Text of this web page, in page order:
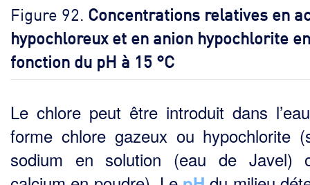
Figure 92. Concentrations relatives en
hypochloreux et en anion hypochlorite en
fonction du pH à 15 °C
Le chlore peut être introduit dans
forme chlore gazeux ou hypochlorite
sodium en solu­tion (eau de Javel)